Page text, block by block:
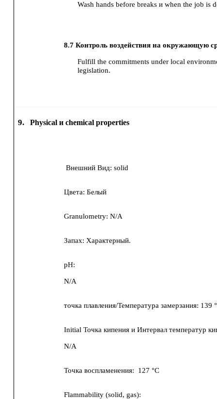
Wash hands before breaks и when the job is
8.7 Контроль воздействия на окружающую
Fulfill the commitments under local
legislation.
9. Physical и chemical properties
Внешний Вид: solid
Цвета: Белый
Granulometry: N/A
Запах: Характерный.
pH:
N/A
точка плавления/Температура замерзания: 139
Initial Точка кипения и Интервал температур
N/A
Точка воспламенения: 127 °C
Flammability (solid, gas):